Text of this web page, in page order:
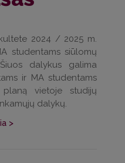
2024 / 2025 m.
studentams siūlomų
Šiuos dalykus galima
ir MA studentams
vietoje studijų
dalykų.
>